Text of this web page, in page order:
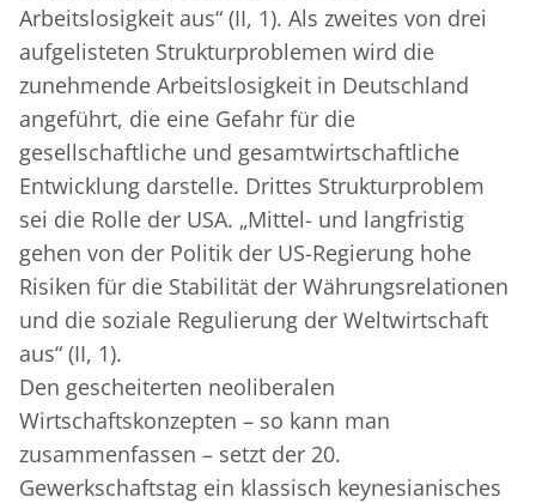
Arbeitslosigkeit aus“ (II, 1). Als zweites von drei
aufgelisteten Strukturproblemen wird die
zunehmende Arbeitslosigkeit in Deutschland
angeführt, die eine Gefahr für die
gesellschaftliche und gesamtwirtschaftliche
Entwicklung darstelle. Drittes Strukturproblem
sei die Rolle der USA. „Mittel- und langfristig
gehen von der Politik der US-Regierung hohe
Risiken für die Stabilität der Währungsrelationen
und die soziale Regulierung der Weltwirtschaft
aus“ (II, 1).
Den gescheiterten neoliberalen
Wirtschaftskonzepten – so kann man
zusammenfassen – setzt der 20.
Gewerkschaftstag ein klassisch keynesianisches